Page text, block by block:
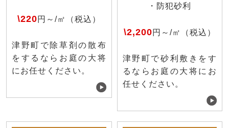
\220円～/㎡（税込）
津野町で除草剤の散布
をするならお庭の大将
にお任せください。
・防犯砂利
\2,200円～/㎡（税込）
津野町で砂利敷きをす
るならお庭の大将にお
任せください。